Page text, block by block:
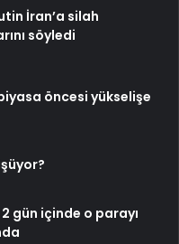
İran’a silah
söyledi
öncesi yükselişe
gün içinde o parayı